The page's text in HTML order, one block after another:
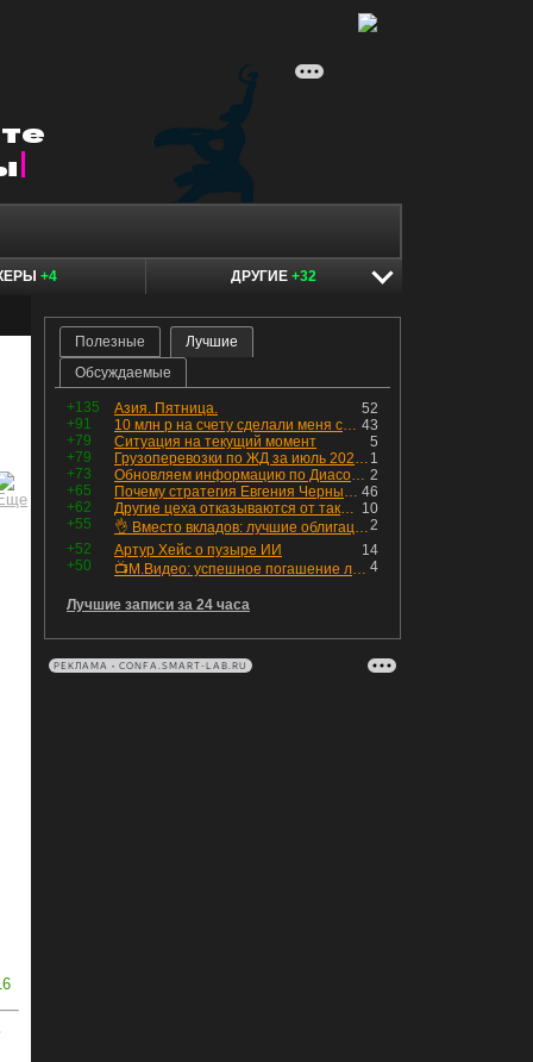
+4 ДРУГИЕ +32
Полезные
Лучшие
Обсуждаемые
+135 52
Азия. Пятница.
+91
43
10 млн р на счету сделали меня счастливым? Ожидание vs Реальность!
+79
5
Ситуация на текущий момент
+79
1
Грузоперевозки по ЖД за июль 2026 г. — четвёртый месяц подряд роста, чёрные металлы на уровне прошлого года, а каменный уголь в плюсе.
+73
2
Обновляем информацию по Диасофту: дивиденды и выкуп
+65
46
Почему стратегия Евгения Черных приведет вас к убыткам в 2026 году
+62
10
Другие цеха отказываются от таких деталей — а мы построили на них производство с оборотом 70 млн
+55
2
👌 Вместо вкладов: лучшие облигации — только супер надёжные
+52
14
Артур Хейс о пузыре ИИ
+50
4
📺М.Видео: успешное погашение любимого флоатера
Лучшие записи за 24 часа
РЕКЛАМА • CONFA.SMART-LAB.RU